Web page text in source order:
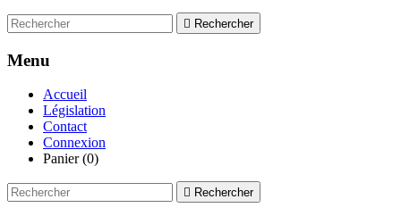
 Rechercher
Menu
Accueil
Législation
Contact
Connexion
Panier (0)
 Rechercher